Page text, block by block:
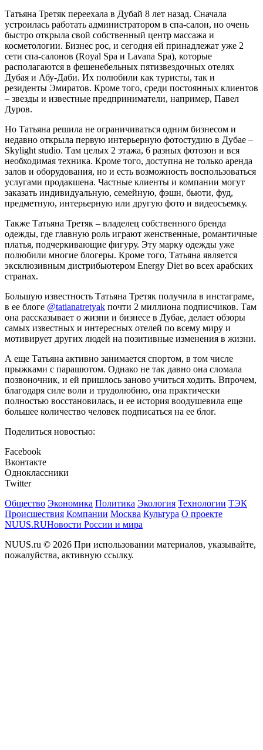
Татьяна Третяк переехала в Дубай 8 лет назад. Сначала
устроилась работать администратором в спа-салон, но очень
быстро открыла свой собственный центр массажа и
косметологии. Бизнес рос, и сегодня ей принадлежат уже 2
сети спа-салонов (Royal Spa и Lavana Spa), которые
располагаются в фешенебельных пятизвездочных отелях
Дубая и Абу-Даби. Их полюбили как туристы, так и
резиденты Эмиратов. Кроме того, среди постоянных клиентов
– звезды и известные предприниматели, например, Павел
Дуров.
Но Татьяна решила не ограничиваться одним бизнесом и
недавно открыла первую интерьерную фотостудию в Дубае –
Skylight studio. Там целых 2 этажа, 6 разных фотозон и вся
необходимая техника. Кроме того, доступна не только аренда
залов и оборудования, но и есть возможность воспользоваться
услугами продакшена. Частные клиенты и компании могут
заказать индивидуальную, семейную, фэшн, бьюти, фуд,
предметную, интерьерную или другую фото и видеосъемку.
Также Татьяна Третяк – владелец собственного бренда
одежды, где главную роль играют женственные, романтичные
платья, подчеркивающие фигуру. Эту марку одежды уже
полюбили многие блогеры. Кроме того, Татьяна является
эксклюзивным дистрибьютером Energy Diet во всех арабских
странах.
Большую известность Татьяна Третяк получила в инстаграме,
в ее блоге @tatianatretyak почти 2 миллиона подписчиков. Там
она рассказывает о жизни и бизнесе в Дубае, делает обзоры
самых известных и интересных отелей по всему миру и
мотивирует других людей на позитивные изменения в жизни.
А еще Татьяна активно занимается спортом, в том числе
прыжками с парашютом. Однако не так давно она сломала
позвоночник, и ей пришлось заново учиться ходить. Впрочем,
благодаря силе воли и трудолюбию, она практически
полностью восстановилась, и ее история воодушевила еще
большее количество человек подписаться на ее блог.
Поделиться новостью:
Facebook
Вконтакте
Одноклассники
Twitter
Общество Экономика Политика Экология Технологии ТЭК
Происшествия Компании Москва Культура О проекте
NUUS.RUНовости России и мира
NUUS.ru © 2026 При использовании материалов, указывайте,
пожалуйства, активную ссылку.